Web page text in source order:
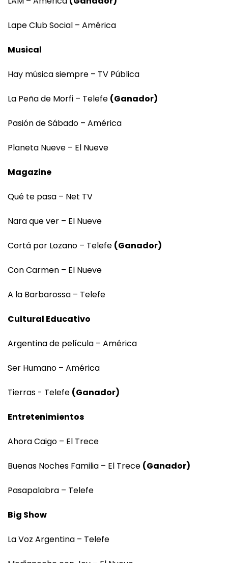
Lape Club Social – América
Musical
Hay música siempre – TV Pública
La Peña de Morfi – Telefe (Ganador)
Pasión de Sábado – América
Planeta Nueve – El Nueve
Magazine
Qué te pasa – Net TV
Nara que ver – El Nueve
Cortá por Lozano – Telefe (Ganador)
Con Carmen – El Nueve
A la Barbarossa – Telefe
Cultural Educativo
Argentina de película – América
Ser Humano – América
Tierras - Telefe (Ganador)
Entretenimientos
Ahora Caigo – El Trece
Buenas Noches Familia – El Trece (Ganador)
Pasapalabra – Telefe
Big Show
La Voz Argentina – Telefe